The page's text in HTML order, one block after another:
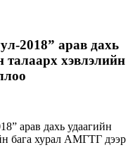
2018” арав дахь
талаарх хэвлэлийн